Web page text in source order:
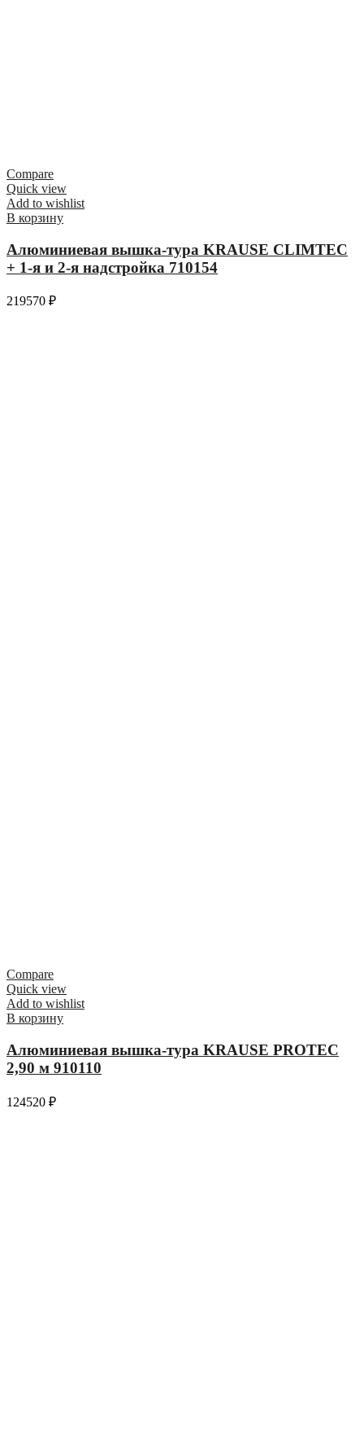
Compare
Quick view
Add to wishlist
В корзину
Алюминиевая вышка-тура KRAUSE CLIMTEC
+ 1-я и 2-я надстройка 710154
219570 ₽
Compare
Quick view
Add to wishlist
В корзину
Алюминиевая вышка-тура KRAUSE PROTEC
2,90 м 910110
124520 ₽